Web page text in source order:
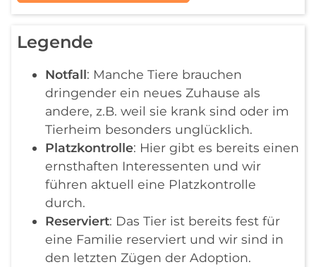
Legende
Notfall: Manche Tiere brauchen
dringender ein neues Zuhause als
andere, z.B. weil sie krank sind oder im
Tierheim besonders unglücklich.
Platzkontrolle: Hier gibt es bereits einen
ernsthaften Interessenten und wir
führen aktuell eine Platzkontrolle
durch.
Reserviert: Das Tier ist bereits fest für
eine Familie reserviert und wir sind in
den letzten Zügen der Adoption.